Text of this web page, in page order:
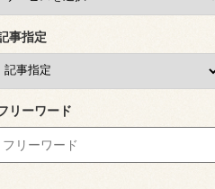
事指定
リーワード